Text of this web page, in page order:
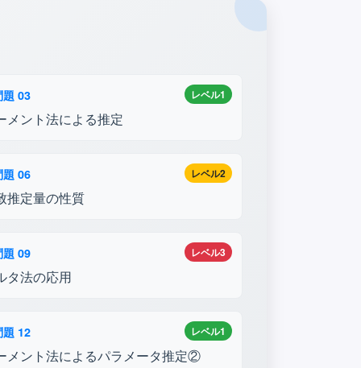
レベル1
題 03
メント法による推定
レベル2
題 06
推定量の性質
レベル3
題 09
タ法の応用
レベル1
題 12
メント法によるパラメータ推定②